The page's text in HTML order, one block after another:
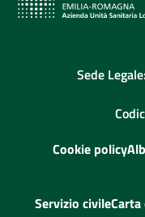
Sede Legale:
Cookie policy
Servizio civile